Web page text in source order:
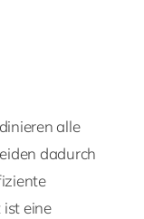
alle
dadurch
eine